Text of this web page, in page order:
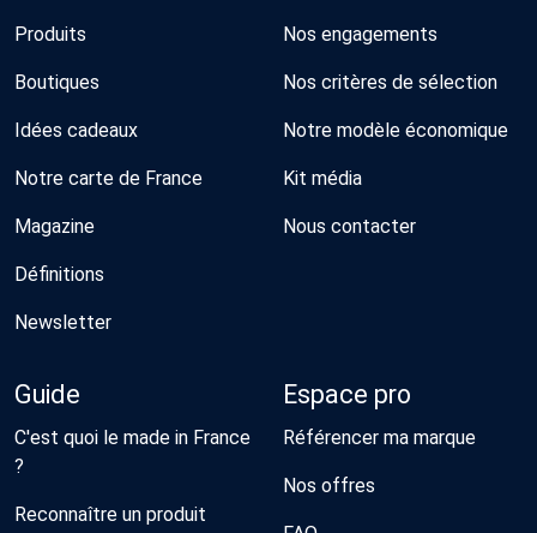
Produits
Boutiques
Idées cadeaux
Notre carte de France
Magazine
Définitions
Newsletter
Nos engagements
Nos critères de sélection
Notre modèle économique
Kit média
Nous contacter
Guide
C'est quoi le made in France
?
Reconnaître un produit
Espace pro
Référencer ma marque
Nos offres